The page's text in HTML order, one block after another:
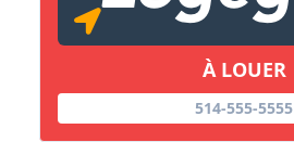
À LOUER
514-555-5555
Copier lien